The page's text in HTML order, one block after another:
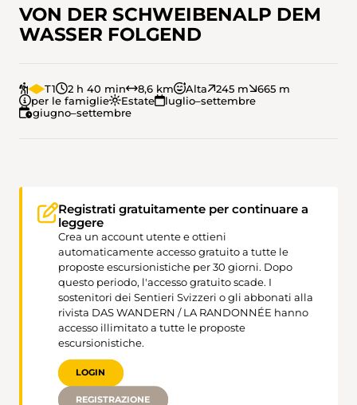
VON DER SCHWEIBENALP DEM
WASSER FOLGEND
T1 2 h 40 min 8,6 km Alta 245 m
665 m
per le famiglie
Estate
luglio–settembre
giugno–settembre
Registrati gratuitamente per continuare a
leggere
Crea un account utente e ottieni
automaticamente accesso gratuito a tutte le
proposte escursionistiche per 30 giorni. Dopo
questo periodo, l'accesso gratuito scade. I
sostenitori dei Sentieri Svizzeri o gli abbonati alla
rivista DAS WANDERN / LA RANDONNÉE hanno
accesso illimitato a tutte le proposte
escursionistiche.
LOGIN
REGISTRAZIONE